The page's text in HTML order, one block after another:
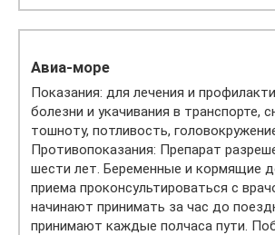
Авиа-море
Показания: для лечения и
болезни и укачивания в транспорте,
тошноту, потливость,
Противопоказания: Препарат
шести лет. Беременные и кормящие
приема проконсультироваться с
начинают принимать за час до
принимают каждые полчаса пути.